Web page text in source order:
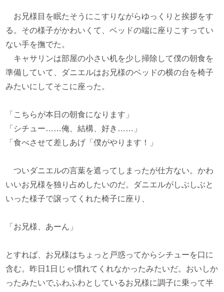
お兄様目を眠たそうにこすりながらゆっくりと挨拶をす
る。その様子がかわいくて、ベッドの端に座りこすってい
ない手を撫でた。
キャサリンは部屋の小さい机を少し掃除して僕の朝食を
準備していて、ダニエルはお兄様のベッドの横の台を椅子
みたいにしてそこに座った。
「こちらが本日の朝食になります」
「シチュー……俺、結構、好き……」
「食べさせて差しあげ「僕がやります！」
ついダニエルの言葉を遮ってしまったが仕方ない。かわ
いいお兄様を独り占めしたいのだ。ダニエルがしぶしぶと
いった様子で譲ってくれた椅子に座り、
「お兄様、あーん」
とすれば、お兄様はちょっと戸惑ってからシチューを口に
含む。昨日1日じゃ慣れてくれなかったみたいだ。おいしか
ったみたいでふわふわとしているお兄様に調子に乗って半